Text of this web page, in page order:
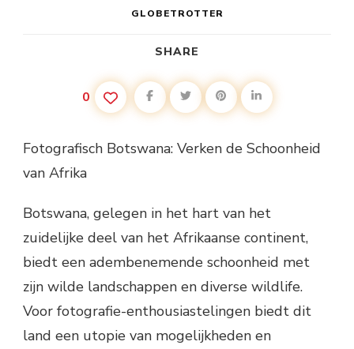
GLOBETROTTER
SHARE
0
Fotografisch Botswana: Verken de Schoonheid
van Afrika
Botswana, gelegen in het hart van het
zuidelijke deel van het Afrikaanse continent,
biedt een adembenemende schoonheid met
zijn wilde landschappen en diverse wildlife.
Voor fotografie-enthousiastelingen biedt dit
land een utopie van mogelijkheden en